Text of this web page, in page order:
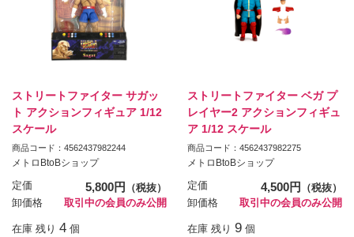
ストリートファイター サガッ
ト アクションフィギュア 1/12
スケール
商品コード：4562437982244
メトロBtoBショップ
定価 5,800円
（税抜）
卸価格
取引中の会員のみ公開
在庫 残り 4 個
ストリートファイター ベガ プ
レイヤー2 アクションフィギュ
ア 1/12 スケール
商品コード：4562437982275
メトロBtoBショップ
定価 4,500円
（税抜）
卸価格
取引中の会員のみ公開
在庫 残り 9 個